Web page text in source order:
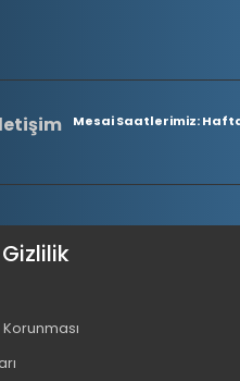
Mesai Saatlerimiz: Hafta